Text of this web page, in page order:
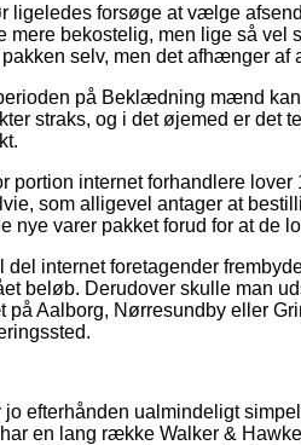
ligeledes forsøge at vælge
mere bekostelig, men lige så
pakken selv, men det afhænger af
på Beklædning mænd
straks, og i det øjemed er det
portion internet forhandlere
som alligevel antager at
nye varer pakket forud for at de
del internet foretagender
beløb. Derudover skulle man
på Aalborg, Nørresundby eller
jo efterhånden ualmindeligt
en lang række Walker &